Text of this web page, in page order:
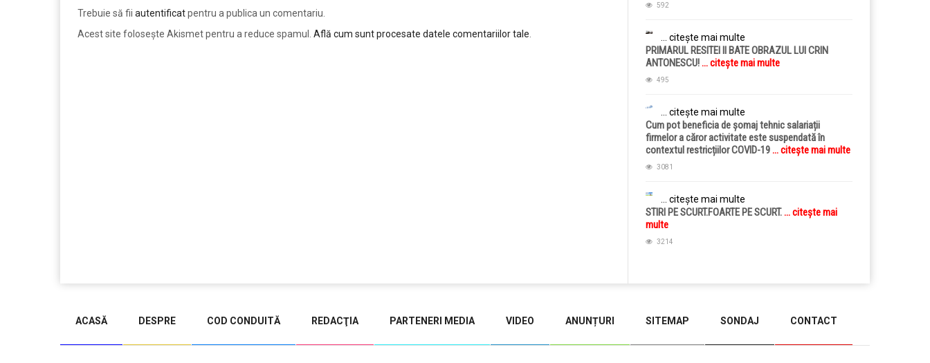
Trebuie să fii autentificatpentru a publica un comentariu.
Acest site folosește Akismet pentru a reduce spamul. Află cum sunt procesate datele comentariilor tale.
592
... citește mai multe
PRIMARUL RESITEI II BATE OBRAZUL LUI CRIN
ANTONESCU!... citește mai multe
495
... citește mai multe
Cum pot beneficia de șomaj tehnic salariații
firmelor a căror activitate este suspendată în
contextul restricțiilor COVID-19... citește mai multe
3081
... citește mai multe
STIRI PE SCURT.FOARTE PE SCURT.... citește mai
multe
3214
ACASĂ DESPRE COD CONDUITĂ REDACŢIA PARTENERI MEDIA VIDEO ANUNȚURI SITEMAP SONDAJ CONTACT